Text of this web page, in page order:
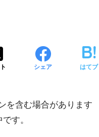
シェア はてブ
を含む場合があります
す。